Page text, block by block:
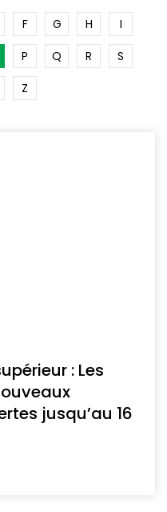
F G H
I
P Q R
S
Z
: Les
jusqu’au 16